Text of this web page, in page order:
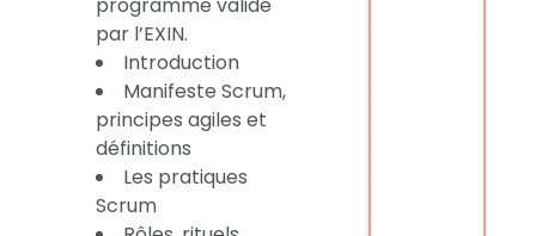
par l’EXIN.
Introduction
Manifeste Scrum,
principes agiles et
définitions
Les pratiques
Scrum